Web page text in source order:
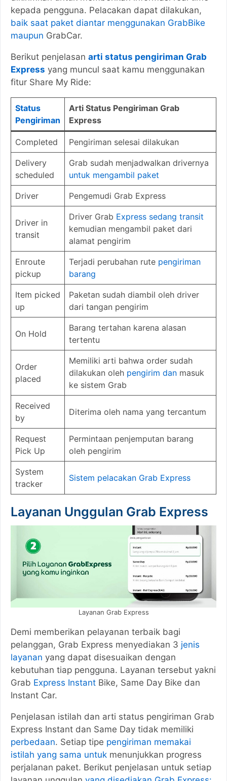
kepada pengguna. Pelacakan dapat dilakukan,
baik saat paket diantar menggunakan GrabBike
maupun GrabCar.
Berikut penjelasan arti status pengiriman Grab
Express yang muncul saat kamu menggunakan
fitur Share My Ride:
Status
Pengiriman
Arti Status Pengiriman Grab
Express
Completed Pengiriman selesai dilakukan
Delivery
scheduled
Grab sudah menjadwalkan drivernya
untuk mengambil paket
Driver Pengemudi Grab Express
Driver in
transit
Driver Grab Express sedang transit
kemudian mengambil paket dari
alamat pengirim
Enroute
pickup
Terjadi perubahan rute pengiriman
barang
Item picked
up
Paketan sudah diambil oleh driver
dari tangan pengirim
On Hold
Barang tertahan karena alasan
tertentu
Order
placed
Memiliki arti bahwa order sudah
dilakukan oleh pengirim dan masuk
ke sistem Grab
Received
by
Diterima oleh nama yang tercantum
Request
Pick Up
Permintaan penjemputan barang
oleh pengirim
System
tracker
Sistem pelacakan Grab Express
Layanan Unggulan Grab Express
Layanan Grab Express
Demi memberikan pelayanan terbaik bagi
pelanggan, Grab Express menyediakan 3 jenis
layanan yang dapat disesuaikan dengan
kebutuhan tiap pengguna. Layanan tersebut yakni
Grab Express Instant Bike, Same Day Bike dan
Instant Car.
Penjelasan istilah dan arti status pengiriman Grab
Express Instant dan Same Day tidak memiliki
perbedaan. Setiap tipe pengiriman memakai
istilah yang sama untuk menunjukkan progress
perjalanan paket. Berikut penjelasan untuk setiap